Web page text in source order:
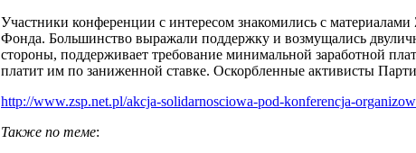
Участники конференции с интересом знакомились с
Фонда. Большинство выражали поддержку и возмущались
стороны, поддерживает требование минимальной заработной
платит им по заниженной ставке. Оскорбленные активисты
http://www.zsp.net.pl/akcja-solidarnosciowa-pod-konferencja-
Также по теме: